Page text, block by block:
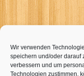
Wir verwenden
speichern und/oder darauf
verbessern und um
Technologien zustimmen,